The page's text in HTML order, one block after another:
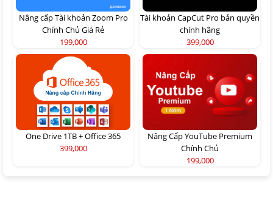
Nâng cấp Tài khoản Zoom Pro
Chính Chủ Giá Rẻ
199,000
Tài khoản CapCut Pro bản quyền
chính hãng
399,000
One Drive 1TB + Office 365
399,000
Nâng Cấp YouTube Premium
Chính Chủ
199,000